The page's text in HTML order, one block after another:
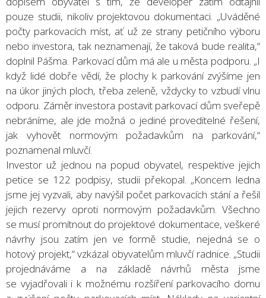
pouze studii, nikoliv projektovou dokumentaci. „Uváděné
počty parkovacích míst, ať už ze strany petičního výboru
nebo investora, tak neznamenají, že taková bude realita,“
doplnil Pášma. Parkovací dům má ale u města podporu. „I
když lidé dobře vědí, že plochy k parkování zvýšíme jen
na úkor jiných ploch, třeba zeleně, vždycky to vzbudí vlnu
odporu. Záměr investora postavit parkovací dům sveřepě
nebráníme, ale jde možná o jediné proveditelné řešení,
jak vyhovět normovým požadavkům na parkování,“
poznamenal mluvčí.
Investor už jednou na popud obyvatel, respektive jejich
petice se 122 podpisy, studii překopal. „Koncem ledna
jsme jej vyzvali, aby navýšil počet parkovacích stání a řešil
jejich rezervy oproti normovým požadavkům. Všechno
se musí promítnout do projektové dokumentace, veškeré
návrhy jsou zatím jen ve formě studie, nejedná se o
hotový projekt,“ vzkázal obyvatelům mluvčí radnice. „Studii
projednáváme a na základě návrhů města jsme
se vyjadřovali i k možnému rozšíření parkovacího domu